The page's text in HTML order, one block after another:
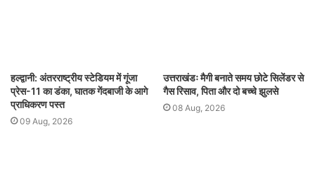
हल्द्वानी: अंतरराष्ट्रीय स्टेडियम में गूंजा
प्रेस-11 का डंका, घातक गेंदबाजी के आगे
प्राधिकरण पस्त
09 Aug, 2026
उत्तराखंडः मैगी बनाते समय छोटे सिलेंडर से
गैस रिसाव, पिता और दो बच्चे झुलसे
08 Aug, 2026